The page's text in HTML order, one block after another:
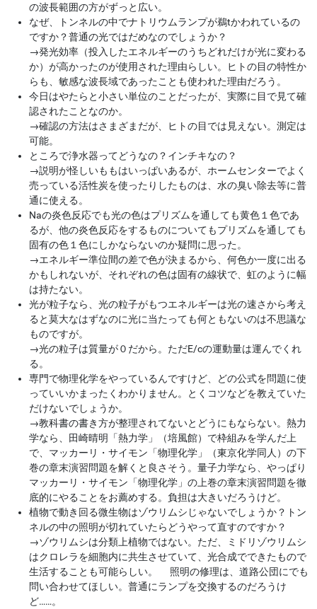
の波長範囲の方がずっと広い。
なぜ、トンネルの中でナトリウムランプが鵜tかわれているの
ですか？普通の光ではだめなのでしょうか？
→発光効率（投入したエネルギーのうちどれだけが光に変わる
か）が高かったのが使用された理由らしい。ヒトの目の特性か
らも、敏感な波長域であったことも使われた理由だろう。
今日はやたらと小さい単位のことだったが、実際に目で見て確
認されたことなのか。
→確認の方法はさまざまだが、ヒトの目では見えない。測定は
可能。
ところで浄水器ってどうなの？インチキなの？
→説明が怪しいももはいっぱいあるが、ホームセンターでよく
売っている活性炭を使ったりしたものは、水の臭い除去等に普
通に使える。
Naの炎色反応でも光の色はプリズムを通しても黄色１色であ
るが、他の炎色反応をするものについてもプリズムを通しても
固有の色１色にしかならないのか疑問に思った。
→エネルギー準位間の差で色が決まるから、何色か一度に出る
かもしれないが、それぞれの色は固有の線状で、虹のように幅
は持たない。
光が粒子なら、光の粒子がもつエネルギーは光の速さから考え
ると莫大なはずなのに光に当たっても何ともないのは不思議な
ものですが。
→光の粒子は質量が０だから。ただE/cの運動量は運んでくれ
る。
専門で物理化学をやっているんですけど、どの公式を問題に使
っていいかまったくわかりません。とくコツなどを教えていた
だけないでしょうか。
→教科書の書き方が整理されてないとどうにもならない。熱力
学なら、田崎晴明「熱力学」（培風館）で枠組みを学んだ上
で、マッカーリ・サイモン「物理化学」（東京化学同人）の下
巻の章末演習問題を解くと良さそう。量子力学なら、やっぱり
マッカーリ・サイモン「物理化学」の上巻の章末演習問題を徹
底的にやることをお薦めする。負担は大きいだろうけど。
植物で動き回る微生物はゾウリムシじゃないでしょうか？トン
ネルの中の照明が切れていたらどうやって直すのですか？
→ゾウリムシは分類上植物ではない。ただ、ミドリゾウリムシ
はクロレラを細胞内に共生させていて、光合成でできたもので
生活することも可能らしい。 照明の修理は、道路公団にでも
問い合わせてほしい。普通にランプを交換するのだろうけ
ど……。